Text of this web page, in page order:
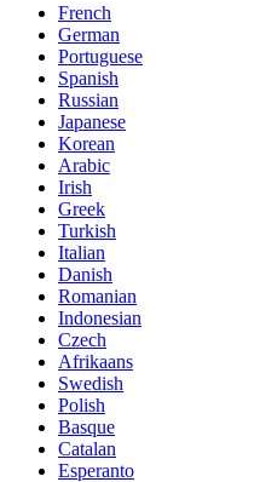
French
German
Portuguese
Spanish
Russian
Japanese
Korean
Arabic
Irish
Greek
Turkish
Italian
Danish
Romanian
Indonesian
Czech
Afrikaans
Swedish
Polish
Basque
Catalan
Esperanto